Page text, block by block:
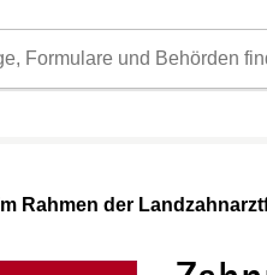
Rahmen der